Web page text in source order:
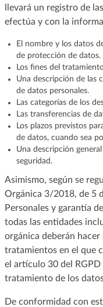
llevará un registro de
efectúa y con la
El nombre y los datos
de protección de datos.
Los fines del
Una descripción de las
de datos personales.
Las categorías de los
Las transferencias de
Los plazos previstos
de datos, cuando sea
Una descripción
seguridad.
Asimismo, según se
Orgánica 3/2018, de 5
Personales y garantía
todas las entidades
orgánica deberán
tratamientos en el que
el artículo 30 del RGPD
tratamiento de los
De conformidad con